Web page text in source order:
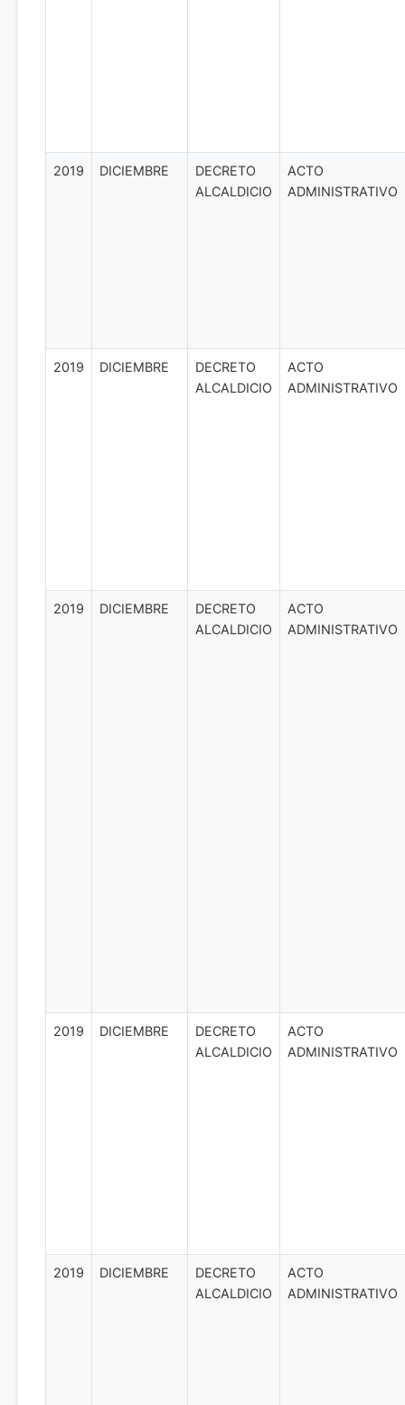
2019 DICIEMBRE
DECRETO
ALCALDICIO
ACTO
ADMINISTRATIVO
2019 DICIEMBRE
DECRETO
ALCALDICIO
ACTO
ADMINISTRATIVO
2019 DICIEMBRE
DECRETO
ALCALDICIO
ACTO
ADMINISTRATIVO
2019 DICIEMBRE
DECRETO
ALCALDICIO
ACTO
ADMINISTRATIVO
2019 DICIEMBRE
DECRETO
ALCALDICIO
ACTO
ADMINISTRATIVO